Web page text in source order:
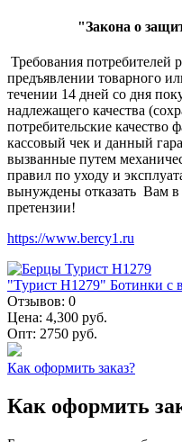
"Закона о
Требования потребителей
предъявлении товарного
течении 14 дней со дня
надлежащего качества
потребительские
кассовый чек и данный
вызванные путем
правил по уходу и
вынуждены отказать Вам
претензии!
https://www.bercy1.ru
"Турист Н1279" Ботинки с
Отзывов: 0
Цена: 4,300 руб.
Опт: 2750 руб.
Как оформить заказ?
Как оформить